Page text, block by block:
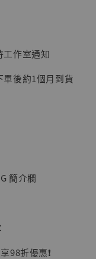
作室通知
後約1個月到貨
簡介欄
98折優惠❗️